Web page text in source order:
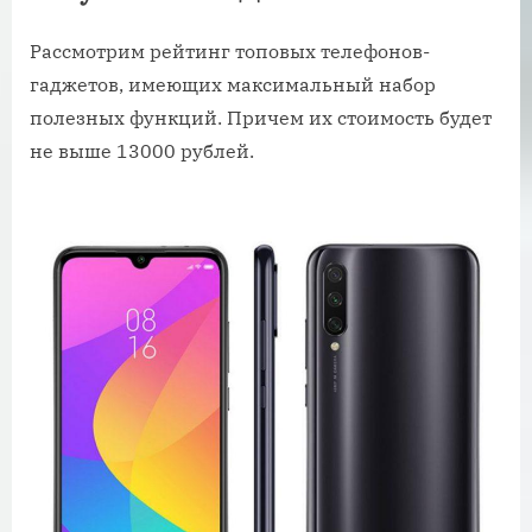
Рассмотрим рейтинг топовых телефонов-
гаджетов, имеющих максимальный набор
полезных функций. Причем их стоимость будет
не выше 13000 рублей.